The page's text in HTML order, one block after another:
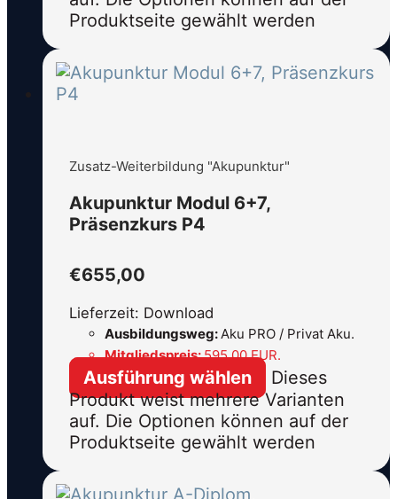
Produktseite gewählt werden
Zusatz-Weiterbildung "Akupunktur"
Akupunktur Modul 6+7,
Präsenzkurs P4
€655,00
Lieferzeit: Download
Ausbildungsweg:Aku PRO / Privat Aku.
Mitgliedspreis:595,00 EUR.
Ausführung wählen
Dieses
Produkt weist mehrere Varianten
auf. Die Optionen können auf der
Produktseite gewählt werden